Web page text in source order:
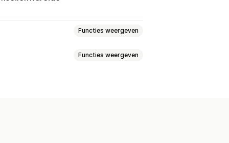
Functies weergeven
Functies weergeven